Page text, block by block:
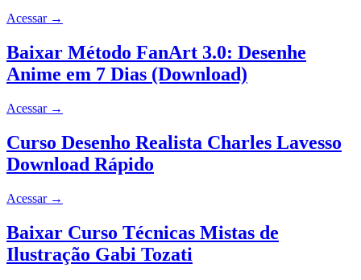
Acessar →
Baixar Método FanArt 3.0: Desenhe
Anime em 7 Dias (Download)
Acessar →
Curso Desenho Realista Charles Lavesso
Download Rápido
Acessar →
Baixar Curso Técnicas Mistas de
Ilustração Gabi Tozati